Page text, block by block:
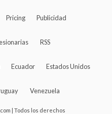
Pricing Publicidad
RSS
Ecuador Estados Unidos
Venezuela
| Todos los derechos